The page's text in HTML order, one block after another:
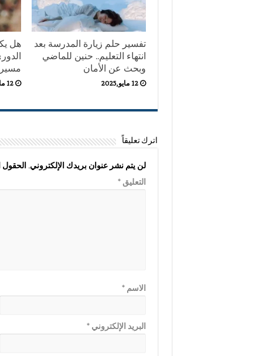
تفسير حلم زيارة المدرسة بعد
انتهاء التعليم.. حنين للماضي
وبحث عن الأمان
12 مايو,2025
هل
12 مايو,2025
اترك تعليقاً
لن يتم نشر عنوان بريدك الإلكتروني. الحقول
التعليق*
الاسم*
البريد الإلكتروني*